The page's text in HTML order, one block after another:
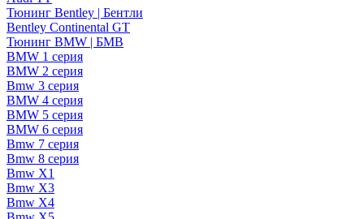
Тюнинг Bentley | Бентли
Bentley Continental GT
Тюнинг BMW | БМВ
BMW 1 серия
BMW 2 серия
Bmw 3 серия
BMW 4 серия
BMW 5 серия
BMW 6 серия
Bmw 7 серия
Bmw 8 серия
Bmw X1
Bmw X3
Bmw X4